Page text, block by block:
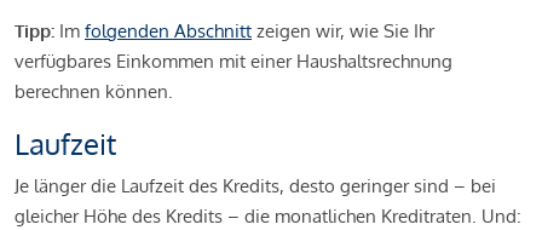
Tipp: Im folgenden Abschnitt zeigen wir, wie Sie Ihr
verfügbares Einkommen mit einer Haushaltsrechnung
berechnen können.
Laufzeit
Je länger die Laufzeit des Kredits, desto geringer sind – bei
gleicher Höhe des Kredits – die monatlichen Kreditraten. Und: